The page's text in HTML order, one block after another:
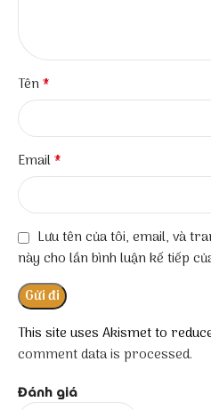
Đánh giá
Tên*
Email*
Lưu tên của tôi, email, và
này cho lần bình luận kế tiếp
This site uses Akismet to
comment data is processed.